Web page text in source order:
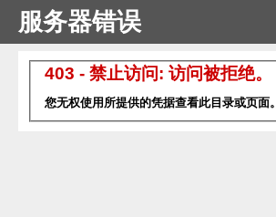
服务器错误
403 - 禁止访问: 访问被拒绝。
您无权使用所提供的凭据查看此目录或页面。